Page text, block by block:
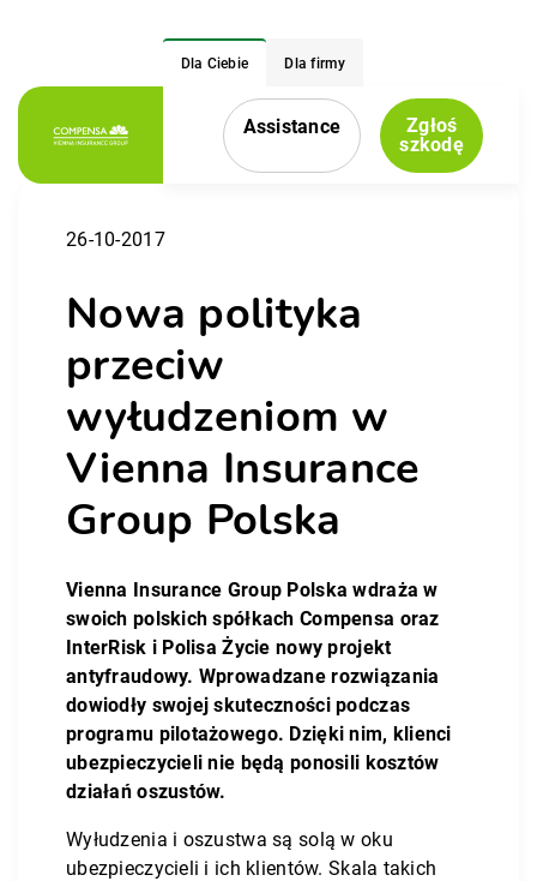
Dla Ciebie Dla firmy
Menu nawigacyjne
Assistance
Zgłoś
szkodę
26-10-2017
Nowa polityka
przeciw
wyłudzeniom w
Vienna Insurance
Group Polska
Vienna Insurance Group Polska wdraża w
swoich polskich spółkach Compensa oraz
InterRisk i Polisa Życie nowy projekt
antyfraudowy. Wprowadzane rozwiązania
dowiodły swojej skuteczności podczas
programu pilotażowego. Dzięki nim, klienci
ubezpieczycieli nie będą ponosili kosztów
działań oszustów.
Wyłudzenia i oszustwa są solą w oku
ubezpieczycieli i ich klientów. Skala takich